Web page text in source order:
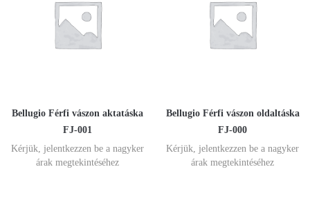
Bellugio Férfi vászon aktatáska
FJ-001
Kérjük, jelentkezzen be a nagyker
árak megtekintéséhez
Bellugio Férfi vászon oldaltáska
FJ-000
Kérjük, jelentkezzen be a nagyker
árak megtekintéséhez